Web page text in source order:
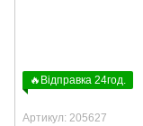
🔥Відправка 24год.
Артикул: 205627